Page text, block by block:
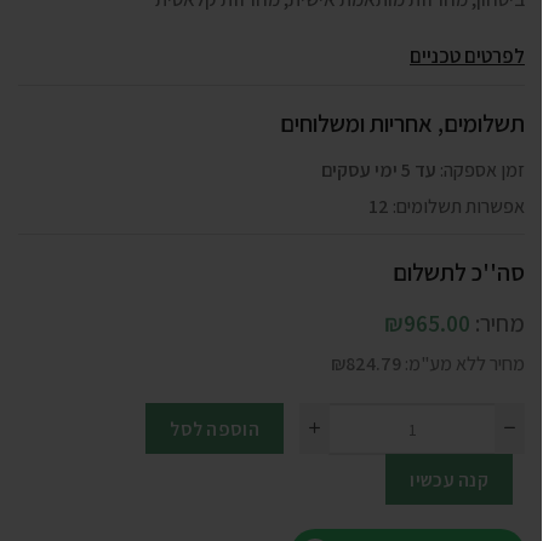
לפרטים טכניים
תשלומים, אחריות ומשלוחים
זמן אספקה: עד 5 ימי עסקים
אפשרות תשלומים: 12
סה''כ לתשלום
מחיר:
₪965.00
מחיר ללא מע"מ: ₪824.79
הוספה לסל
קנה עכשיו